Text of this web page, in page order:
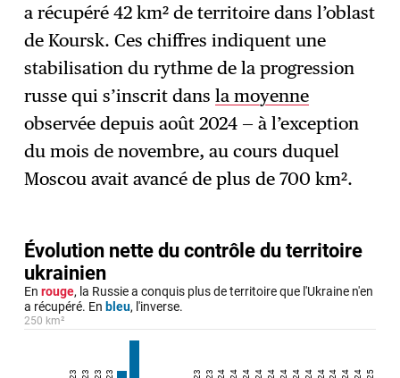
a récupéré 42 km² de territoire dans l’oblast
de Koursk. Ces chiffres indiquent une
stabilisation du rythme de la progression
russe qui s’inscrit dansla moyenne
observée depuis août 2024 — à l’exception
du mois de novembre, au cours duquel
Moscou avait avancé de plus de 700 km².